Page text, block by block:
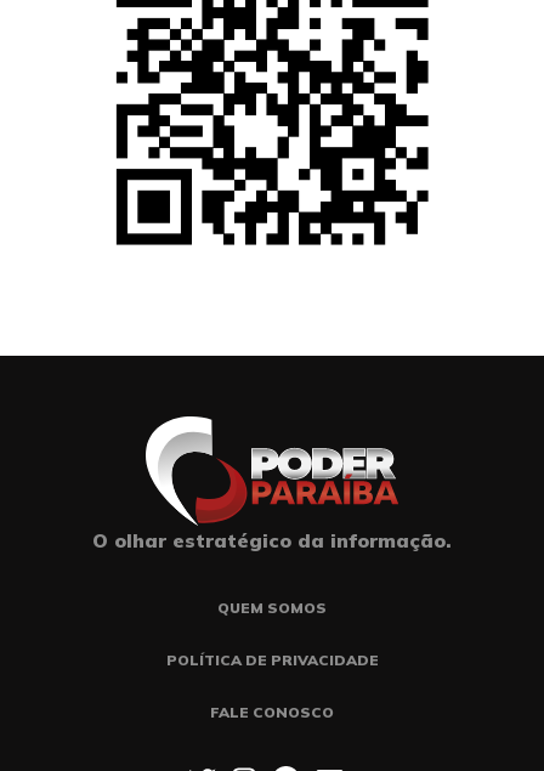
O olhar estratégico da informação.
QUEM SOMOS
POLÍTICA DE PRIVACIDADE
FALE CONOSCO